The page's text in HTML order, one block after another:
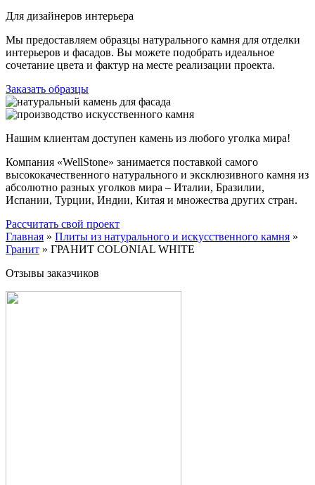
Для дизайнеров интерьера
Мы предоставляем образцы натурального камня для отделки
интерьеров и фасадов. Вы можете подобрать идеальное
сочетание цвета и фактур на месте реализации проекта.
Заказать образцы
Нашим клиентам доступен камень из любого уголка мира!
Компания «WellStone» занимается поставкой самого
высококачественного натурального и эксклюзивного камня из
абсолютно разных уголков мира – Италии, Бразилии,
Испании, Турции, Индии, Китая и множества других стран.
Рассчитать свой проект
Главная » Плиты из натурального и искусственного камня »
Гранит » ГРАНИТ COLONIAL WHITE
Отзывы заказчиков